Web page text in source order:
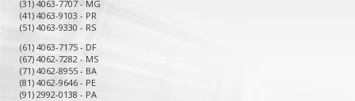
(31) 4063-7707 - MG
(41) 4063-9103 - PR
(51) 4063-9330 - RS
(61) 4063-7175 - DF
(67) 4062-7282 - MS
(71) 4062-8955 - BA
(81) 4062-9646 - PE
(91) 2992-0138 - PA